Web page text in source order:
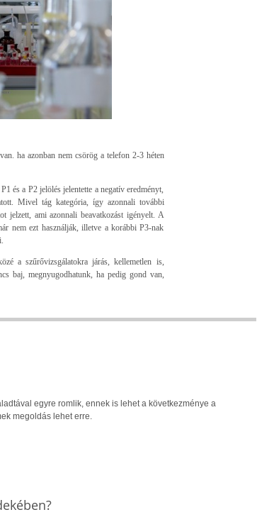
ha azonban nem csörög a telefon 2-3 héten
és a P2 jelölés jelentette a negatív eredményt,
Mivel tág kategória, így azonnali további
jelzett, ami azonnali beavatkozást igényelt. A
nem ezt használják, illetve a korábbi P3-nak
a szűrővizsgálatokra járás, kellemetlen is,
baj, megnyugodhatunk, ha pedig gond van,
egyre romlik, ennek is lehet a következménye a
megoldás lehet erre.